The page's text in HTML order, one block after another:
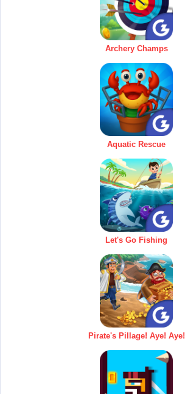
Archery Champs
Aquatic Rescue
Let's Go Fishing
Pirate's Pillage! Aye! Aye!